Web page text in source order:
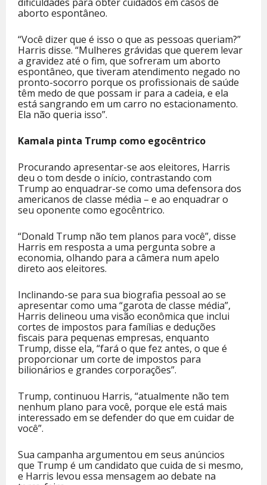
aborto espontâneo.
“Você dizer que é isso o que as pessoas queriam?”
Harris disse. “Mulheres grávidas que querem levar
a gravidez até o fim, que sofreram um aborto
espontâneo, que tiveram atendimento negado no
pronto-socorro porque os profissionais de saúde
têm medo de que possam ir para a cadeia, e ela
está sangrando em um carro no estacionamento.
Ela não queria isso”.
Kamala pinta Trump como egocêntrico
Procurando apresentar-se aos eleitores, Harris
deu o tom desde o início, contrastando com
Trump ao enquadrar-se como uma defensora dos
americanos de classe média – e ao enquadrar o
seu oponente como egocêntrico.
“Donald Trump não tem planos para você”, disse
Harris em resposta a uma pergunta sobre a
economia, olhando para a câmera num apelo
direto aos eleitores.
Inclinando-se para sua biografia pessoal ao se
apresentar como uma “garota de classe média”,
Harris delineou uma visão econômica que inclui
cortes de impostos para famílias e deduções
fiscais para pequenas empresas, enquanto
Trump, disse ela, “fará o que fez antes, o que é
proporcionar um corte de impostos para
bilionários e grandes corporações”.
Trump, continuou Harris, “atualmente não tem
nenhum plano para você, porque ele está mais
interessado em se defender do que em cuidar de
você”.
Sua campanha argumentou em seus anúncios
que Trump é um candidato que cuida de si mesmo,
e Harris levou essa mensagem ao debate na